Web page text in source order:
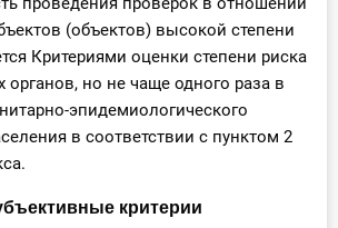
(объектов) высокой степени
Критериями оценки степени риска
органов, но не чаще одного раза в
эпидемиологического
в соответствии с пунктом 2
критерии